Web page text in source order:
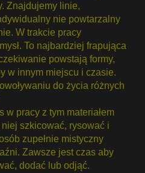
Znajdujemy linie,
nie powtarzalny
W trakcie pracy
To najbardziej frapująca
powstają formy,
w innym miejscu i czasie.
do życia różnych
pracy z tym materiałem
szkicować, rysować i
zupełnie mistyczny
Zawsze jest czas aby
dodać lub odjąć.